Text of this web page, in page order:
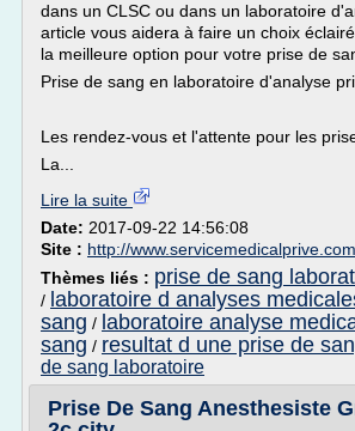
dans un CLSC ou dans un laboratoire
article vous aidera à faire un choix
la meilleure option pour votre prise de
Prise de sang en laboratoire d'analyse
Les rendez-vous et l'attente pour les
La...
Lire la suite
Date: 2017-09-22 14:56:08
Site : http://www.servicemedicalprive.com
Thèmes liés : prise de sang
/ laboratoire d analyses
sang / laboratoire analyse
sang / resultat d une prise de
de sang laboratoire
Prise De Sang Anesthesiste